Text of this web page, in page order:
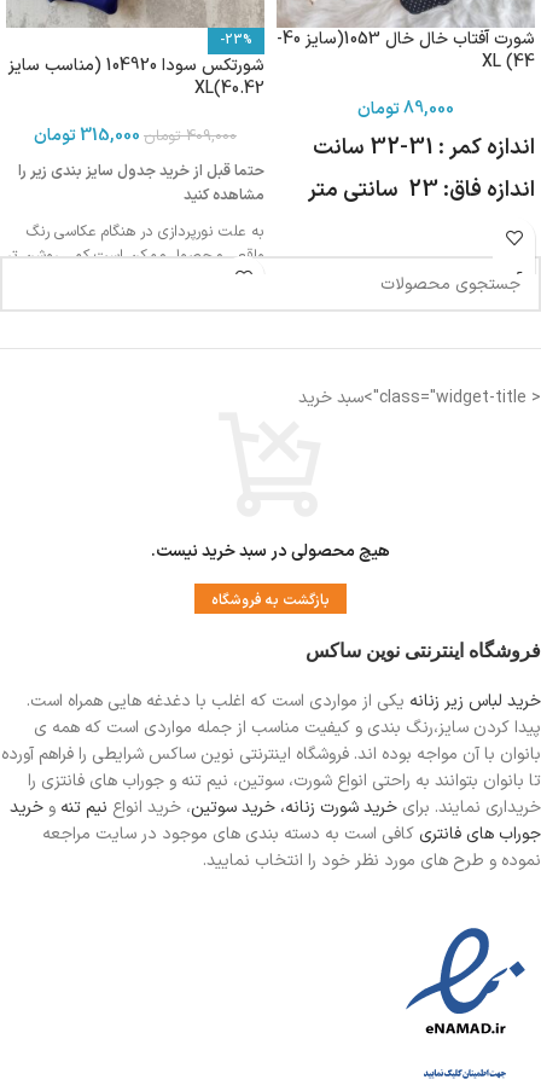
شورت آفتاب خال خال 1053(سایز 40-
44) XL
89,000تومان
اندازه کمر : 31-32 سانت
اندازه فاق: 23 سانتی متر
-23%
شورتکس سودا 104920 (مناسب سایز
40.42)XL
409,000 تومان 315,000تومان
حتما قبل از خرید جدول سایز بندی زیر را
مشاهده کنید
به علت نورپردازی در هنگام عکاسی رنگ
واقعی محصول ممکن است کمی روشن تر
یا تیره تر باشد
زدگی
< class="widget-title">سبد خرید
هیچ محصولی در سبد خرید نیست.
بازگشت به فروشگاه
فروشگاه اینترنتی نوین ساکس
خرید لباس زیر زنانه یکی از مواردی است که اغلب با دغدغه هایی همراه است.
پیدا کردن سایز،رنگ بندی و کیفیت مناسب از جمله مواردی است که همه ی
بانوان با آن مواجه بوده اند. فروشگاه اینترنتی نوین ساکس شرایطی را فراهم آورده
تا بانوان بتوانند به راحتی انواع شورت، سوتین، نیم تنه و جوراب های فانتزی را
خریداری نمایند. برای خرید شورت زنانه، خرید سوتین، خرید انواع نیم تنه و خرید
جوراب های فانتری کافی است به دسته بندی های موجود در سایت مراجعه
نموده و طرح های مورد نظر خود را انتخاب نمایید.